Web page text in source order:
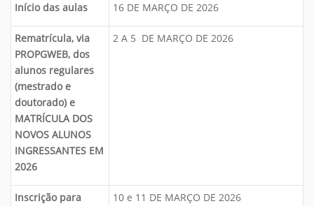
Início das aulas 16 DE MARÇO DE 2026
Rematrícula, via
PROPGWEB, dos
alunos regulares
(mestrado e
doutorado) e
MATRÍCULA DOS
NOVOS ALUNOS
INGRESSANTES EM
2026
2 A 5 DE MARÇO DE 2026
Inscrição para
10 e 11 DE MARÇO DE 2026